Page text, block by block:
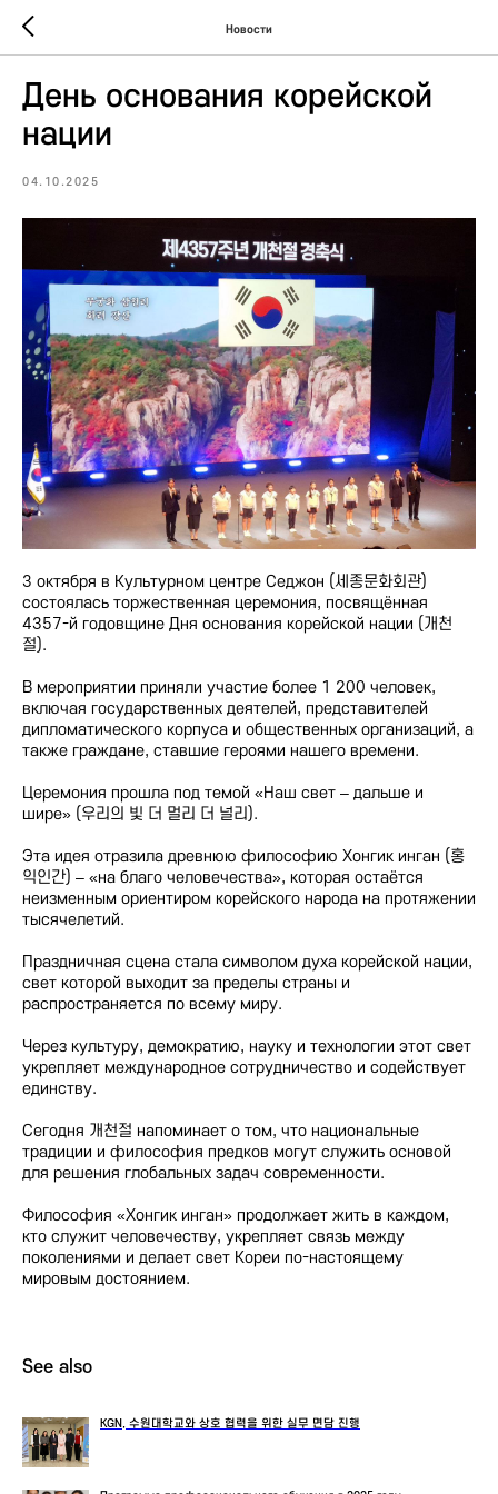
Новости
День основания корейской
нации
04.10.2025
3 октября в Культурном центре Седжон (세종문화회관)
состоялась торжественная церемония, посвящённая
4357-й годовщине Дня основания корейской нации (개천
절).
В мероприятии приняли участие более 1 200 человек,
включая государственных деятелей, представителей
дипломатического корпуса и общественных организаций, а
также граждане, ставшие героями нашего времени.
Церемония прошла под темой «Наш свет – дальше и
шире» (우리의 빛 더 멀리 더 널리).
Эта идея отразила древнюю философию Хонгик инган (홍
익인간) – «на благо человечества», которая остаётся
неизменным ориентиром корейского народа на протяжении
тысячелетий.
Праздничная сцена стала символом духа корейской нации,
свет которой выходит за пределы страны и
распространяется по всему миру.
Через культуру, демократию, науку и технологии этот свет
укрепляет международное сотрудничество и содействует
единству.
Сегодня 개천절 напоминает о том, что национальные
традиции и философия предков могут служить основой
для решения глобальных задач современности.
Философия «Хонгик инган» продолжает жить в каждом,
кто служит человечеству, укрепляет связь между
поколениями и делает свет Кореи по-настоящему
мировым достоянием.
See also
KGN, 수원대학교와 상호 협력을 위한 실무 면담 진행